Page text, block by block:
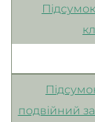
подвійний